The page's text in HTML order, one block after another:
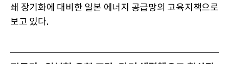
쇄 장기화에 대비한 일본 에너지 공급망의 고육지책으로
보고 있다.